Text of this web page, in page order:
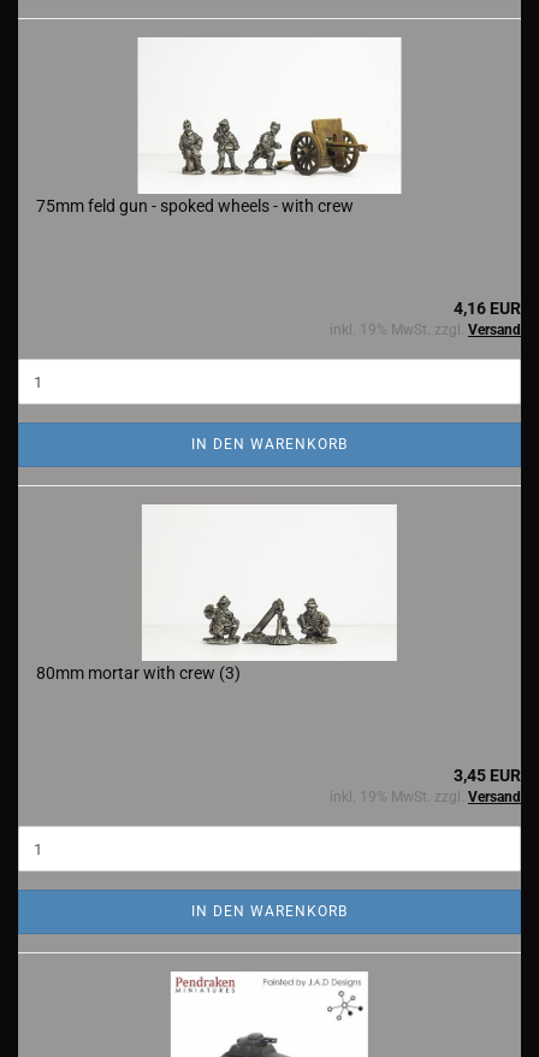
75mm feld gun - spoked wheels - with crew
4,16 EUR
inkl. 19% MwSt. zzgl. Versand
IN DEN WARENKORB
80mm mortar with crew (3)
3,45 EUR
inkl. 19% MwSt. zzgl. Versand
IN DEN WARENKORB